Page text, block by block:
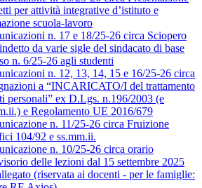
per attività integrative d’istituto e
scuola-lavoro
n. 17 e 18/25-26 circa Sciopero
da varie sigle del sindacato di base
n. 6/25-26 agli studenti
n. 12, 13, 14, 15 e 16/25-26 circa
a “INCARICATO/I del trattamento
personali” ex D.Lgs. n.196/2003 (e
e Regolamento UE 2016/679
n. 11/25-26 circa Fruizione
104/92 e ss.mm.ii.
n. 10/25-26 circa orario
delle lezioni dal 15 settembre 2025
(riservata ai docenti - per le famiglie: